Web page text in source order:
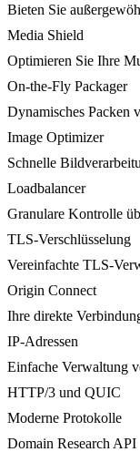
Bieten Sie
Media Shield
Optimieren Sie Ihre
On-the-Fly Packager
Dynamisches Packen
Image Optimizer
Schnelle
Loadbalancer
Granulare Kontrolle
TLS-Verschlüsselung
Vereinfachte TLS-
Origin Connect
Ihre direkte
IP-Adressen
Einfache Verwaltung
HTTP/3 und QUIC
Moderne Protokolle
Domain Research API